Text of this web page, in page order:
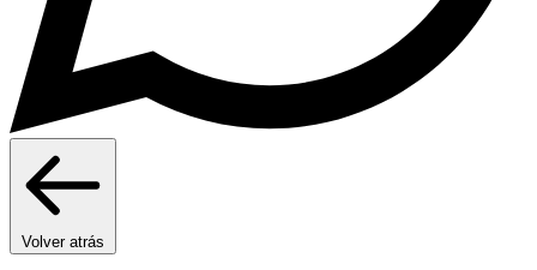
Volver atrás